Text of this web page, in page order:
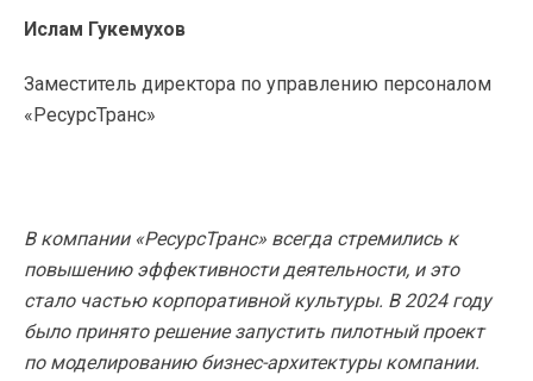
Ислам Гукемухов
Заместитель директора по управлению персоналом
«РесурсТранс»
В компании «РесурсТранс» всегда стремились к
повышению эффективности деятельности, и это
стало частью корпоративной культуры. В 2024 году
было принято решение запустить пилотный проект
по моделированию бизнес-архитектуры компании.